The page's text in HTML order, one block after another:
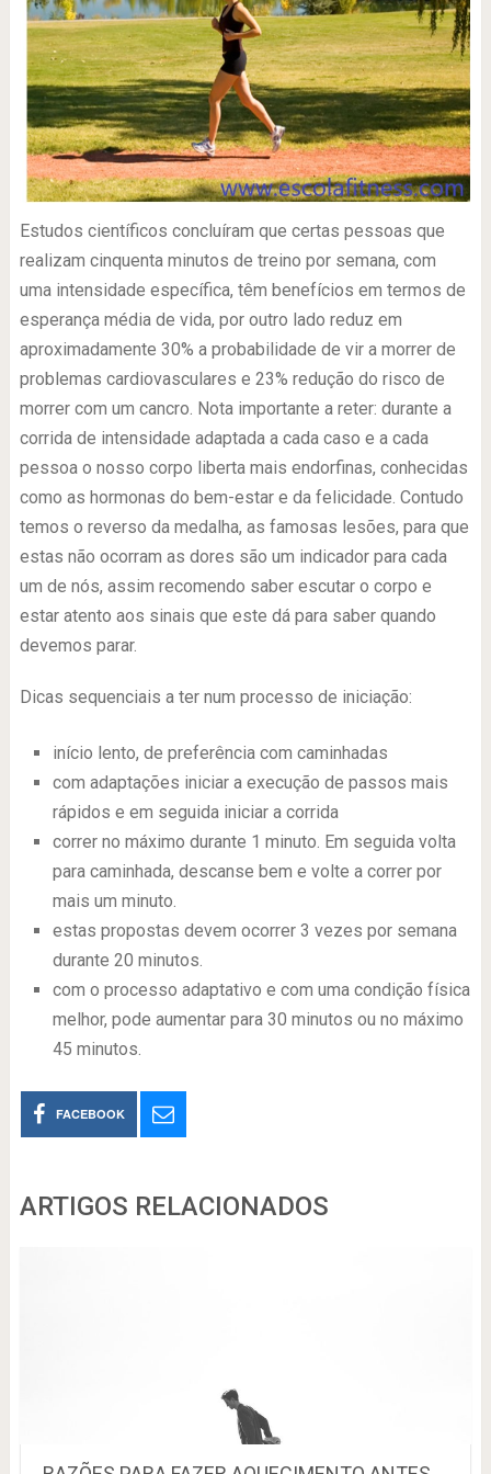
Estudos científicos concluíram que certas pessoas que
realizam cinquenta minutos de treino por semana, com
uma intensidade específica, têm benefícios em termos de
esperança média de vida, por outro lado reduz em
aproximadamente 30% a probabilidade de vir a morrer de
problemas cardiovasculares e 23% redução do risco de
morrer com um cancro. Nota importante a reter: durante a
corrida de intensidade adaptada a cada caso e a cada
pessoa o nosso corpo liberta mais endorfinas, conhecidas
como as hormonas do bem-estar e da felicidade. Contudo
temos o reverso da medalha, as famosas lesões, para que
estas não ocorram as dores são um indicador para cada
um de nós, assim recomendo saber escutar o corpo e
estar atento aos sinais que este dá para saber quando
devemos parar.
Dicas sequenciais a ter num processo de iniciação:
início lento, de preferência com caminhadas
com adaptações iniciar a execução de passos mais
rápidos e em seguida iniciar a corrida
correr no máximo durante 1 minuto. Em seguida volta
para caminhada, descanse bem e volte a correr por
mais um minuto.
estas propostas devem ocorrer 3 vezes por semana
durante 20 minutos.
com o processo adaptativo e com uma condição física
melhor, pode aumentar para 30 minutos ou no máximo
45 minutos.
FACEBOOK
ARTIGOS RELACIONADOS